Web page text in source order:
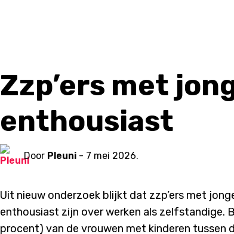
Zzp’ers met
enthousiast
Door Pleuni - 7 mei 2026.
Uit nieuw onderzoek blijkt dat zzp’ers met
enthousiast zijn over werken als zelfstandige.
procent) van de vrouwen met kinderen tussen